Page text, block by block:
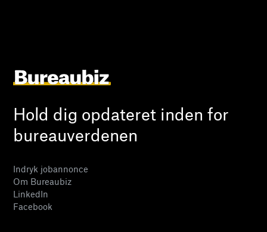
Hold dig opdateret inden for
bureauverdenen
Indryk jobannonce
Om Bureaubiz
LinkedIn
Facebook